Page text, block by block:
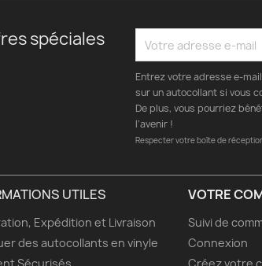
spéciales
Entrez votre adresse e-
sur un autocollant si vous
De plus, vous pourriez
l’avenir !
Respecter votre boîte de
UTILES
Expédition et Livraison
des autocollants en vinyle
VOTRE
Suivi de
Connexion